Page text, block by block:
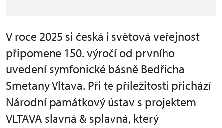
V roce 2025 si česká i světová veřejnost
připomene 150. výročí od prvního
uvedení symfonické básně Bedřicha
Smetany Vltava. Při té příležitosti přichází
Národní památkový ústav s projektem
VLTAVA slavná & splavná, který